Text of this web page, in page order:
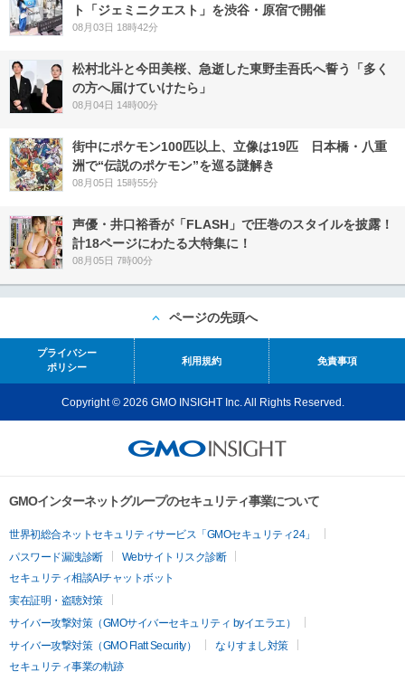
ト「ジェミニクエスト」を渋谷・原宿で開催
08月03日 18時42分
松村北斗と今田美桜、急逝した東野圭吾氏へ誓う「多く
の方へ届けていけたら」
08月04日 14時00分
街中にポケモン100匹以上、立像は19匹 日本橋・八重
洲で“伝説のポケモン”を巡る謎解き
08月05日 15時55分
声優・井口裕香が「FLASH」で圧巻のスタイルを披露！
計18ページにわたる大特集に！
08月05日 7時00分
ページの先頭へ
プライバシー
ポリシー
利用規約 免責事項
Copyright © 2026 GMO INSIGHT Inc. All Rights Reserved.
GMOインターネットグループのセキュリティ事業について
世界初総合ネットセキュリティサービス「GMOセキュリティ24」
パスワード漏洩診断
Webサイトリスク診断
セキュリティ相談AIチャットボット
実在証明・盗聴対策
サイバー攻撃対策（GMOサイバーセキュリティ byイエラエ）
サイバー攻撃対策（GMO Flatt Security）
なりすまし対策
セキュリティ事業の軌跡